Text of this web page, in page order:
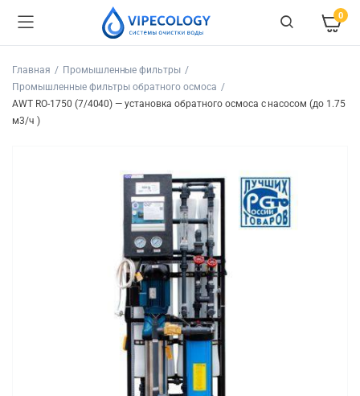
0
Главная
Промышленные фильтры
Промышленные фильтры обратного осмоса
AWT RO-1750 (7/4040) — установка обратного осмоса с насосом (до 1.75
м3/ч )